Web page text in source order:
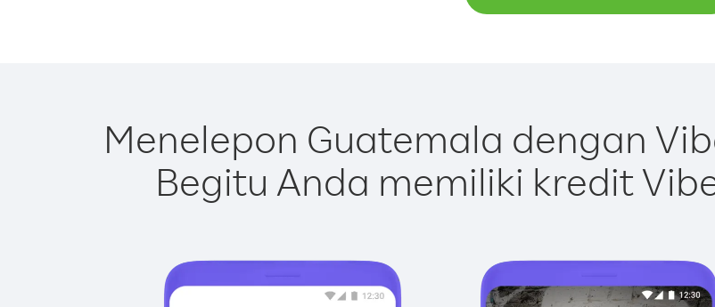
Menelepon Guatemala dengan
Begitu Anda memiliki kredit